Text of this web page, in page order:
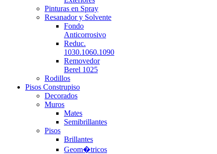
Pinturas en Spray
Resanador y Solvente
Fondo
Anticorrosivo
Reduc.
1030.1060.1090
Removedor
Berel 1025
Rodillos
Pisos Construpiso
Decorados
Muros
Mates
Semibrillantes
Pisos
Brillantes
Geom�tricos